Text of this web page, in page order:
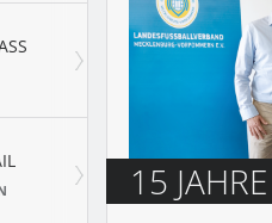
15